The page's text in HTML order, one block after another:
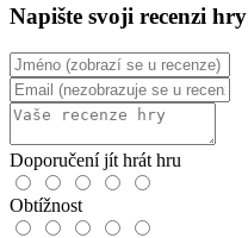
Napište svoji recenzi hry
Doporučení jít hrát hru
Obtížnost